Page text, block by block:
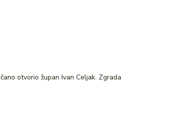
otvorio župan Ivan Celjak. Zgrada